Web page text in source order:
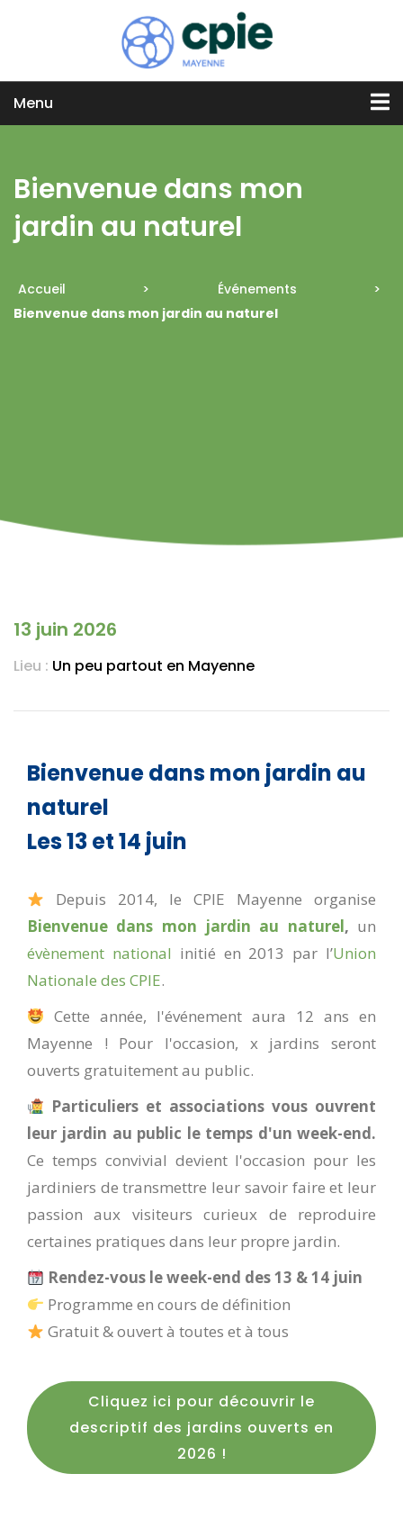
Menu
Bienvenue dans mon
jardin au naturel
Accueil > Événements
>
Bienvenue dans mon jardin au naturel
13 juin 2026
Lieu : Un peu partout en Mayenne
Bienvenue dans mon jardin au
naturel
Les 13 et 14 juin
Depuis 2014, le CPIE Mayenne organise
Bienvenue dans mon jardin au naturel, un
évènement national initié en 2013 par l’Union
Nationale des CPIE.
Cette année, l'événement aura 12 ans en
Mayenne ! Pour l'occasion, x jardins seront
ouverts gratuitement au public.
Particuliers et associations vous ouvrent
leur jardin au public le temps d'un week-end.
Ce temps convivial devient l'occasion pour les
jardiniers de transmettre leur savoir faire et leur
passion aux visiteurs curieux de reproduire
certaines pratiques dans leur propre jardin.
Rendez-vous le week-end des 13 & 14 juin
Programme en cours de définition
Gratuit & ouvert à toutes et à tous
Cliquez ici pour découvrir le
descriptif des jardins ouverts en
2026 !